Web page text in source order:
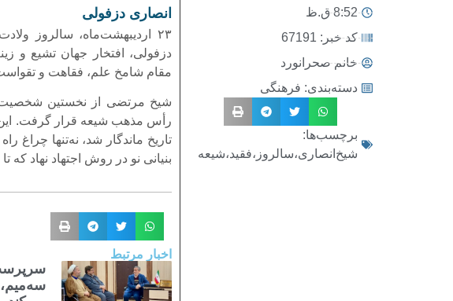
8:52 ق.ظ
کد خبر: 67191
خانم صحرانورد
دسته‌بندی: فرهنگی
برچسب‌ها:
شیخ‌انصاری،سالروز،فقید،شیعه
انصاری دزفولی
۲۳ اردیبهشت‌ماه، سالروز
دزفولی، افتخار جهان تشیع و
مقام شامخ علم، فقاهت و
شیخ مرتضی از نخستین
رأس مذهب شیعه قرار گرفت. این
تاریخ ماندگار شد، نه‌تنها چراغ
بنیانی نو در روش اجتهاد نهاد
اخبار مرتبط